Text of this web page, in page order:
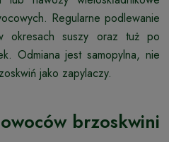
Regularne podlewanie
okresach suszy oraz tuż po
Odmiana jest samopylna, nie
jako zapylaczy.
brzoskwini